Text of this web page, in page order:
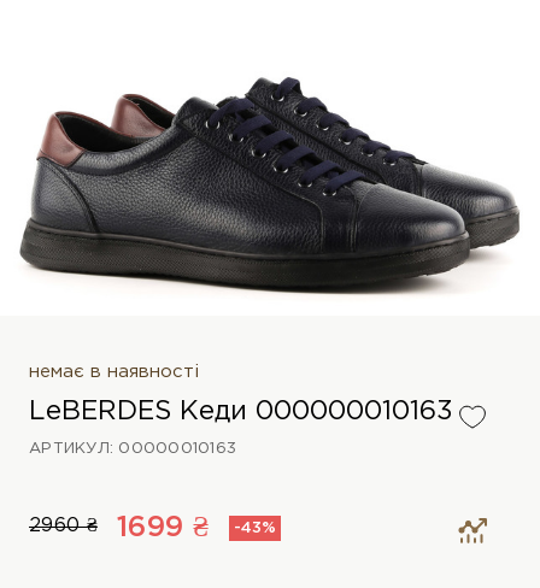
немає в наявності
LeBERDES Кеди 000000010163
АРТИКУЛ: 00000010163
2960 ₴ 1699 ₴ -43%